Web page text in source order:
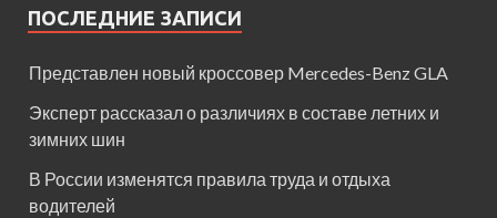
ПОСЛЕДНИЕ ЗАПИСИ
Представлен новый кроссовер Mercedes-Benz GLA
Эксперт рассказал о различиях в составе летних и
зимних шин
В России изменятся правила труда и отдыха
водителей